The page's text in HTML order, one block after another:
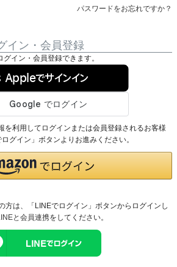
パスワードをお忘れですか？
イン・会員登録
イン・会員登録できます。
でサインイン
を利用してログインまたは会員登録されるお客様
グイン」ボタンよりお進みください。
方は、「LINEでログイン」ボタンからログインし
と会員連携をしてください。